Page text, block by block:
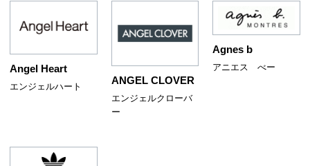
Angel Heart
エンジェルハート
ANGEL CLOVER
エンジェルクローバ
ー
Agnes b
アニエス べー